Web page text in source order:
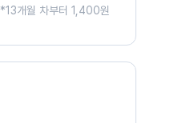
*13개월 차부터 1,400원